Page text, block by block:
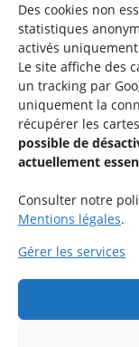
Des cookies non
statistiques
activés
Le site affiche des
un tracking par
uniquement la
récupérer les
possible de
actuellement
Consulter notre
Mentions légales.
Gérer les services
Une offre du
48-50 rue Charles
Si vous avez des
n’hésitez pas à